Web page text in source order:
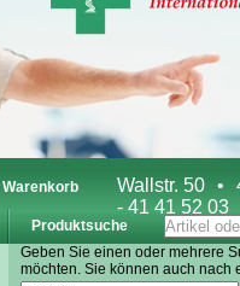
Wallstr. 50 •
- 41 41 52 03
Warenkorb
Produktsuche
Geben Sie einen oder mehrere
möchten. Sie können auch nach